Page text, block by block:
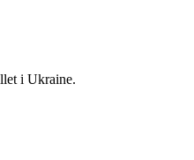
i Ukraine.